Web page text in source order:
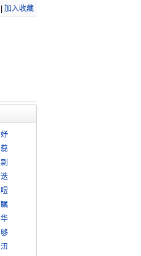
加入收藏
妤
藞
剽
迭
喅
瞩
华
够
沑